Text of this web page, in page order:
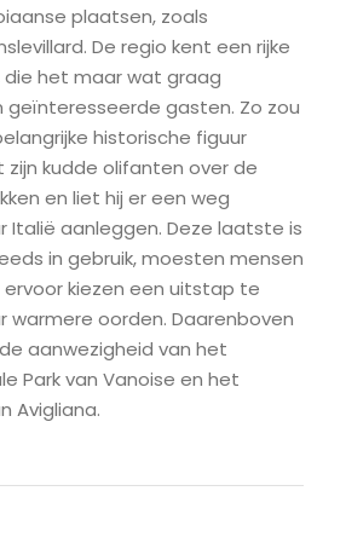
plaatsen, zoals
De regio kent een rijke
die het maar wat graag
gasten. Zo zou
historische figuur
zijn kudde olifanten over de
en liet hij er een weg
Italië aanleggen. Deze laatste is
in gebruik, moesten mensen
ervoor kiezen een uitstap te
warmere oorden. Daarenboven
aanwezigheid van het
Park van Vanoise en het
Avigliana.